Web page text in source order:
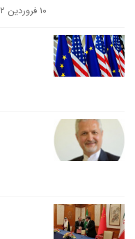
۱۰ فروردین ۱۴۰۲